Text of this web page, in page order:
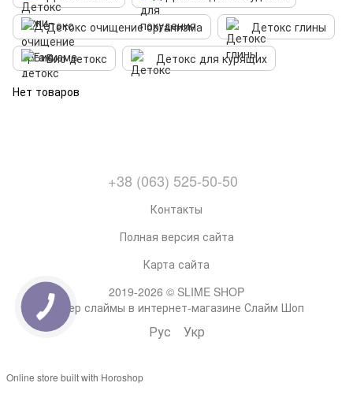
Детокс очищение организма
Детокс глины
Био детокс
Детокс для курящих
Нет товаров
+38 (063) 525-50-50
Контакты
Полная версия сайта
Карта сайта
2019-2026 © SLIME SHOP
Супер слаймы в интернет-магазине Слайм Шоп
Рус Укр
Online store built with Horoshop